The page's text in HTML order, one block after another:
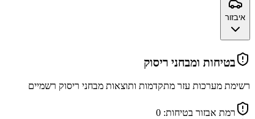
איבזור
בטיחות ומבחני ריסוק
רשימת מערכות עזר מתקדמות ותוצאות מבחני ריסוק רשמיים
רמת אבזור בטיחות: 0